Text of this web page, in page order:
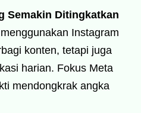
Semakin Ditingkatkan
Instagram
konten, tetapi juga
harian. Fokus Meta
mendongkrak angka